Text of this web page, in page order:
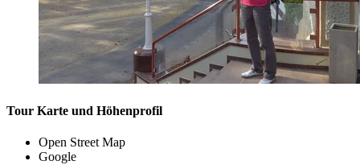
Tour Karte und Höhenprofil
Open Street Map
Google